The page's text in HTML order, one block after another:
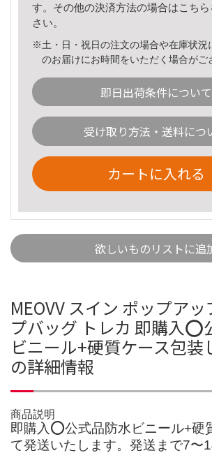
す。その他の決済方法の場合はこちら
さい。
※土・日・祝日の注文の場合や在庫状況
のお届けにお時間をいただく場合がご
即日出荷条件について
受け取り方法・送料につ
カートに入れる
欲しいものリストに追
MEOVV スイン ポップア
プバッグ トレカ 即購入⭕️
ビニール+硬質ケース包装
の詳細情報
商品説明
即購入⭕️公式品防水ビニール+硬
て発送いたします。発送まで7〜